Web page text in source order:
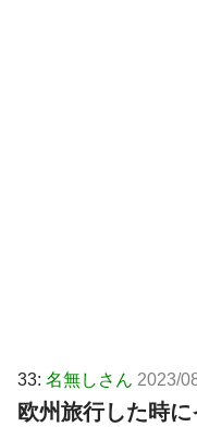
33: 名無しさん 2023/
欧州旅行した時